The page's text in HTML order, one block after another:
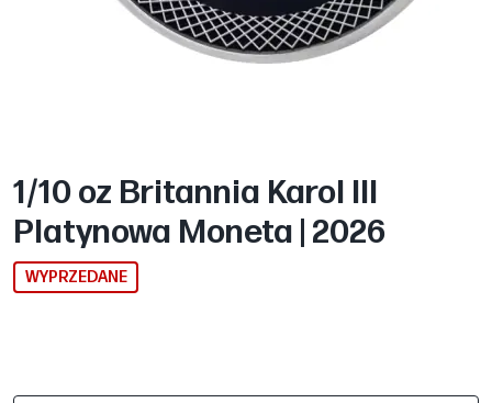
1/10 oz Britannia Karol III
Platynowa Moneta | 2026
WYPRZEDANE